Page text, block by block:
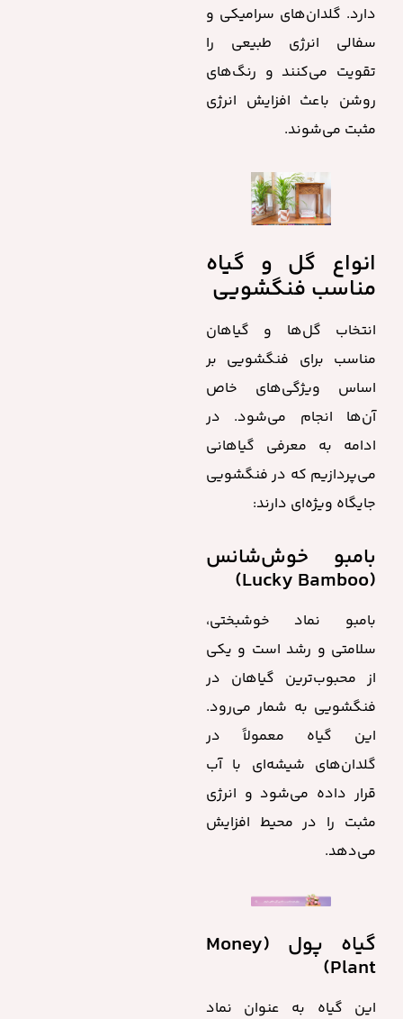
دارد. گلدان‌های سرامیکی و
سفالی انرژی طبیعی را
تقویت می‌کنند و رنگ‌های
روشن باعث افزایش انرژی
مثبت می‌شوند.
انواع گل و گیاه
مناسب فنگشویی
انتخاب گل‌ها و گیاهان
مناسب برای فنگشویی بر
اساس ویژگی‌های خاص
آن‌ها انجام می‌شود. در
ادامه به معرفی گیاهانی
می‌پردازیم که در فنگشویی
جایگاه ویژه‌ای دارند:
بامبو خوش‌شانس
(Lucky Bamboo)
بامبو نماد خوشبختی،
سلامتی و رشد است و یکی
از محبوب‌ترین گیاهان در
فنگشویی به شمار می‌رود.
این گیاه معمولاً در
گلدان‌های شیشه‌ای با آب
قرار داده می‌شود و انرژی
مثبت را در محیط افزایش
می‌دهد.
گیاه پول (Money
Plant)
این گیاه به عنوان نماد